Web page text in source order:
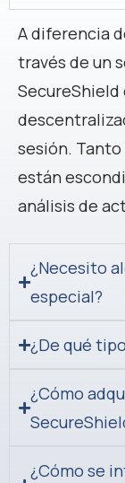
A diferencia
través de un
SecureShield
sesión.
están
análisis de
¿Necesito
especial?
¿De qué
¿Cómo
¿Cómo se